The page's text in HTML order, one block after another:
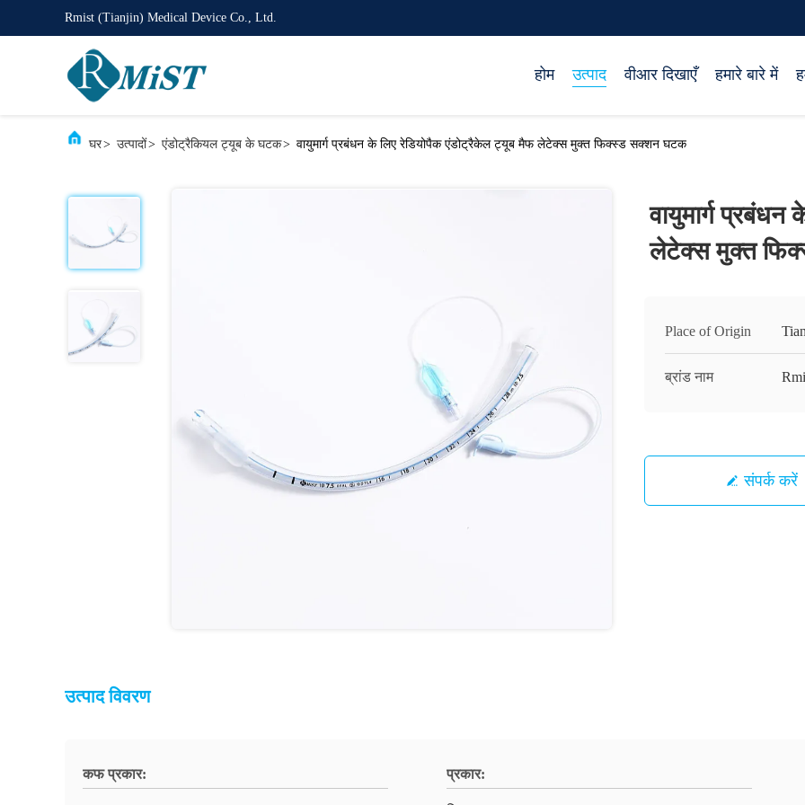
Rmist (Tianjin) Medical Device Co., Ltd.
होम उत्पाद वीआर दिखाएँ हमारे बारे में
घर> उत्पादों> एंडोट्रैकियल ट्यूब के घटक> वायुमार्ग प्रबंधन के लिए रेडियोपैक एंडोट्रैकेल ट्यूब मैफ लेटेक्स मुक्त फिक्स्ड सक्शन घटक
वायुमार्ग
लेटेक्स मुक्त
Place of Origin
ब्रांड नाम
संपर्क करें
उत्पाद विवरण
कफ प्रकार: प्रकार: